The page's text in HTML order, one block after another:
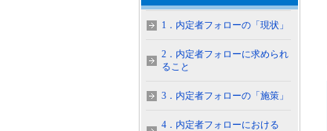
1．内定者フォローの「現状」
2．内定者フォローに求められ
ること
3．内定者フォローの「施策」
4．内定者フォローにおける